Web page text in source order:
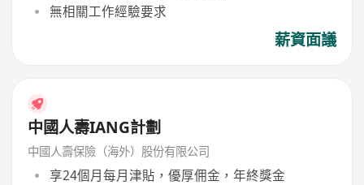
無相關工作經驗要求
薪資面議
中國人壽IANG計劃
中國人壽保險（海外）股份有限公司
享24個月每月津貼，優厚佣金，年終獎金